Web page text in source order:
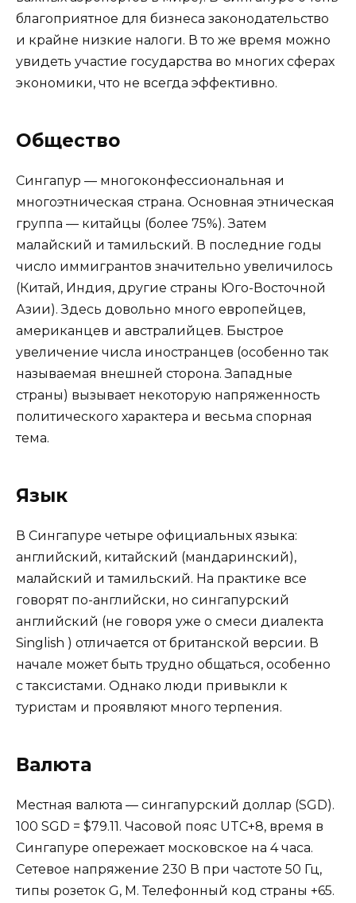
благоприятное для бизнеса законодательство
и крайне низкие налоги. В то же время можно
увидеть участие государства во многих сферах
экономики, что не всегда эффективно.
Общество
Сингапур — многоконфессиональная и
многоэтническая страна. Основная этническая
группа — китайцы (более 75%). Затем
малайский и тамильский. В последние годы
число иммигрантов значительно увеличилось
(Китай, Индия, другие страны Юго-Восточной
Азии). Здесь довольно много европейцев,
американцев и австралийцев. Быстрое
увеличение числа иностранцев (особенно так
называемая внешней сторона. Западные
страны) вызывает некоторую напряженность
политического характера и весьма спорная
тема.
Язык
В Сингапуре четыре официальных языка:
английский, китайский (мандаринский),
малайский и тамильский. На практике все
говорят по-английски, но сингапурский
английский (не говоря уже о смеси диалекта
Singlish ) отличается от британской версии. В
начале может быть трудно общаться, особенно
с таксистами. Однако люди привыкли к
туристам и проявляют много терпения.
Валюта
Местная валюта — сингапурский доллар (SGD).
100 SGD = $79.11. Часовой пояс UTC+8, время в
Сингапуре опережает московское на 4 часа.
Сетевое напряжение 230 В при частоте 50 Гц,
типы розеток G, M. Телефонный код страны +65.